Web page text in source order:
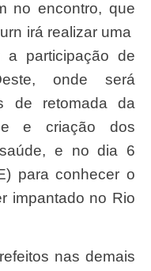
irá realizar uma
a participação de
onde será
de retomada da
e criação dos
e no dia 6
para conhecer o
impantado no Rio